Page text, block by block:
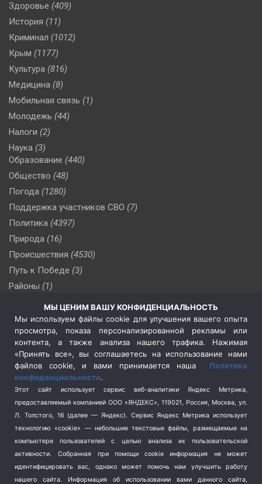
Здоровье (409)
История (11)
Криминал (1012)
Крым (1177)
Культура (816)
Медицина (8)
Мобильная связь (1)
Молодежь (44)
Налоги (2)
Наука (3)
Образование (440)
Общество (48)
Погода (1280)
Поддержка участников СВО (7)
Политика (4397)
Природа (16)
Происшествия (4530)
Путь к Победе (3)
Районы (1)
(510)
Сельское хозяйство (3)
Социальная политика
(3)
Спецоперация в Украине
Спецоперация на Украине
(404)
Спорт (740)
Терроризм (1)
Транспорт (262)
Туризм (178)
МЫ ЦЕНИМ ВАШУ КОНФИДЕНЦИАЛЬНОСТЬ
Мы используем файлы cookie для улучшения вашего опыта
просмотра, показа персонализированной рекламы или
контента, а также анализа нашего трафика. Нажимая
«Принять все», вы соглашаетесь на использование нами
файлов cookie, и вами принимается наша Политика
конфиденциальности.
Этот сайт использует сервис веб-аналитики Яндекс Метрика,
предоставляемый компанией ООО «ЯНДЕКС», 119021, Россия, Москва, ул.
Л. Толстого, 16 (далее — Яндекс). Сервис Яндекс Метрика использует
технологию «cookie» — небольшие текстовые файлы, размещаемые на
компьютере пользователей с целью анализа их пользовательской
активности.
Собранная при помощи cookie информация не может
идентифицировать вас, однако может помочь нам улучшить работу
нашего сайта. Информация об использовании вами данного сайта,